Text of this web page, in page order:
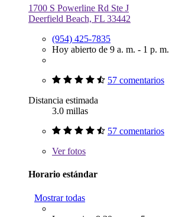
1700 S Powerline Rd Ste J
Deerfield Beach, FL 33442
(954) 425-7835
Hoy abierto de 9 a. m. - 1 p. m.
57 comentarios
Distancia estimada
3.0 millas
57 comentarios
Verfotos
Horario estándar
Mostrar todas